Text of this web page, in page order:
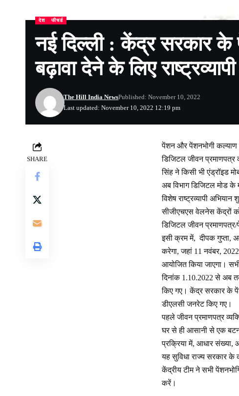
देश फीचर्ड
नई दिल्ली : केंद्र सरकार के
बढ़ावा देने के लिए
Last updated: November 10, 2022 12:19 pm
The Hill India NewsPublished: November 10, 2022
SHARE
पेंशन और पेंशनभोगी कल्याण
डिजिटल जीवन प्रमाणपत्र
सिंह ने किसी भी एंड्रॉइड
अब विभाग डिजिटल मोड
विशेष राष्ट्रव्यापी
सीजीएचएस वेलनेस केंद्रों को
डिजिटल जीवन
इसी क्रम में, दीपक गुप्ता,
करेगा, जहां 11 नवंबर,
आयोजित किया जाएगा।
दिनांक 1.10.2022 से अब
किए गए। केंद्र सरकार के
डीएलसी जनरेट किए गए।
पहले जीवन प्रमाणपत्र
घर से ही आसानी से एक
प्रक्रिया में, आधार संख्या,
यह सुविधा राज्य सरकार के
केंद्रीय टीम ने सभी
करें।